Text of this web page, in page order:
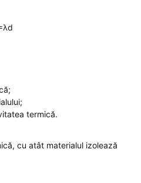
termică.
cu atât materialul izolează